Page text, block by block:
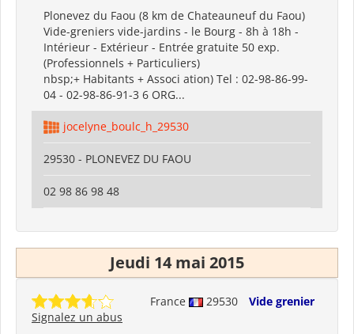
Plonevez du Faou (8 km de Chateauneuf du Faou)
Vide-greniers vide-jardins - le Bourg - 8h à 18h -
Intérieur - Extérieur - Entrée gratuite 50 exp.
(Professionnels + Particuliers)
nbsp;+ Habitants + Associ ation) Tel : 02-98-86-99-
04 - 02-98-86-91-3 6 ORG...
jocelyne_boulc_h_29530
29530 - PLONEVEZ DU FAOU
02 98 86 98 48
Jeudi 14 mai 2015
France 29530
Vide grenier
Signalez un abus